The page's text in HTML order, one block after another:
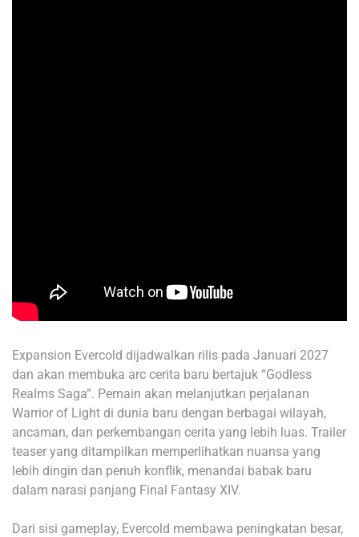
Expansion Evercold dijadwalkan rilis pada Januari 2027
dan akan membuka arc cerita baru bertajuk “Godless
Realms Saga”. Pemain akan melanjutkan perjalanan
Warrior of Light di dunia baru dengan berbagai wilayah,
ancaman, dan perkembangan cerita yang lebih luas. Trailer
teaser yang ditampilkan memperlihatkan nuansa yang
lebih dingin dan penuh konflik, menandai babak baru
dalam narasi panjang Final Fantasy XIV.
Dari sisi gameplay, Evercold membawa peningkatan besar,